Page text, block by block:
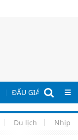
ĐẤU GIÁ - ĐẤU
Du lịch Nhịp